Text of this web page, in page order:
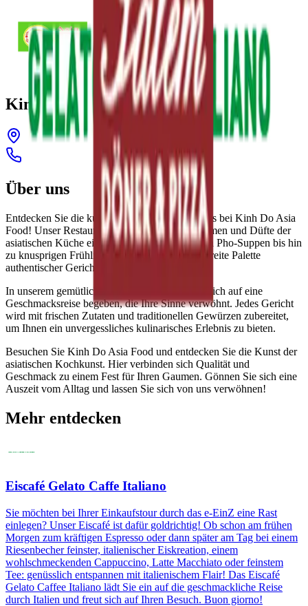
Kinh Do Asia Food
Über uns
Entdecken Sie die kulinarische Vielfalt Vietnams bei Kinh Do Asia
Food! Unser Restaurant lädt Sie ein, in die Aromen und Düfte der
asiatischen Küche einzutauchen. Von köstlichen Pho-Suppen bis hin
zu knusprigen Frühlingsrollen bieten wir eine breite Palette
authentischer Gerichte.
In unserem gemütlichen Ambiente können Sie sich auf eine
Geschmacksreise begeben, die Ihre Sinne verwöhnt. Jedes Gericht
wird mit frischen Zutaten und traditionellen Gewürzen zubereitet,
um Ihnen ein unvergessliches kulinarisches Erlebnis zu bieten.
Besuchen Sie Kinh Do Asia Food und entdecken Sie die Kunst der
asiatischen Kochkunst. Hier verbinden sich Qualität und
Geschmack zu einem Fest für Ihren Gaumen. Gönnen Sie sich eine
Auszeit vom Alltag und lassen Sie sich von uns verwöhnen!
Mehr entdecken
Eiscafé Gelato Caffe Italiano
Sie möchten bei Ihrer Einkaufstour durch das e-EinZ eine Rast
einlegen? Unser Eiscafé ist dafür goldrichtig! Ob schon am frühen
Morgen zum kräftigen Espresso oder dann später am Tag bei einem
Riesenbecher feinster, italienischer Eiskreation, einem
wohlschmeckenden Cappuccino, Latte Macchiato oder feinstem
Tee: genüsslich entspannen mit italienischem Flair! Das Eiscafé
Gelato Caffee Italiano lädt Sie ein auf die geschmackliche Reise
durch Italien und freut sich auf Ihren Besuch. Buon giorno!